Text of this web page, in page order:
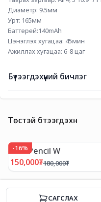
CАГСЛАХ
Диаметр: 9.5мм
Урт: 165мм
Баттерей:140mAh
Цэнэглэх хугацаа: 45мин
Ажиллах хугацаа: 6-8 цаг
Бүтээгдэхүүний бичлэг
Төстэй бүтээгдэхүүн
-16%
iPad Pencil W
150,000₮180,000₮